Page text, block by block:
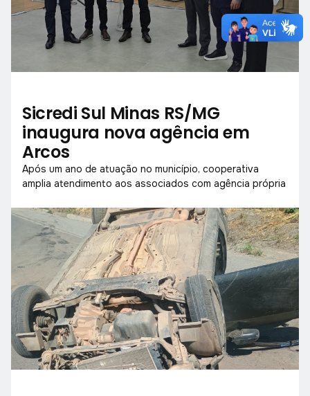
Sicredi Sul Minas RS/MG
inaugura nova agência em
Arcos
Após um ano de atuação no município, cooperativa
amplia atendimento aos associados com agência própria